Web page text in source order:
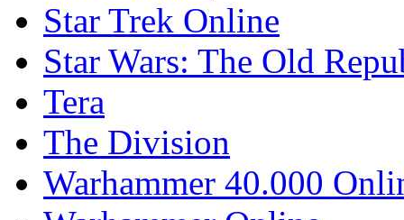
Star Trek Online
Star Wars: The Old
Tera
The Division
Warhammer 40.000